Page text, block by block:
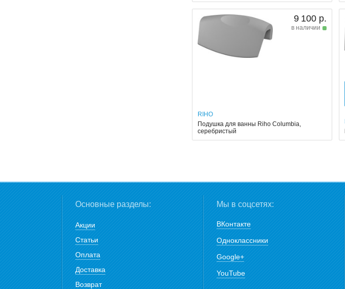
9 100 р.
в наличии
RIHO
Подушка для ванны Riho Columbia,
серебристый
Основные разделы:
Акции
Статьи
Оплата
Доставка
Возврат
Мы в соцсетях:
ВКонтакте
Одноклассники
Google+
YouTube